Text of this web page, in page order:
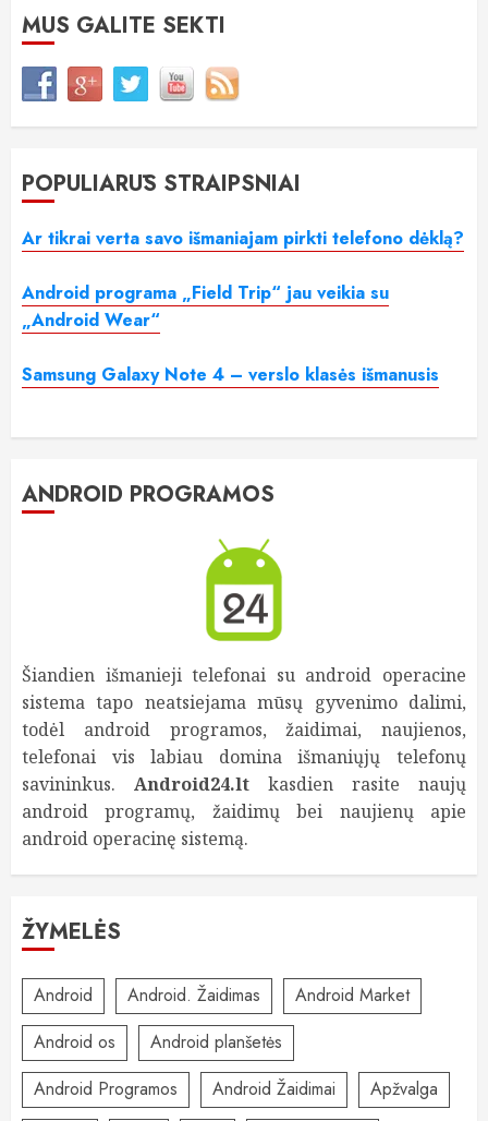
MUS GALITE SEKTI
POPULIARŪS STRAIPSNIAI
Ar tikrai verta savo išmaniajam pirkti telefono dėklą?
Android programa „Field Trip“ jau veikia su
„Android Wear“
Samsung Galaxy Note 4 – verslo klasės išmanusis
ANDROID PROGRAMOS
Šiandien išmanieji telefonai su android operacine
sistema tapo neatsiejama mūsų gyvenimo dalimi,
todėl android programos, žaidimai, naujienos,
telefonai vis labiau domina išmaniųjų telefonų
savininkus. Android24.lt kasdien rasite naujų
android programų, žaidimų bei naujienų apie
android operacinę sistemą.
ŽYMELĖS
Android Android. Žaidimas
Android Market
Android os
Android planšetės
Android Programos
Android Žaidimai
Apžvalga